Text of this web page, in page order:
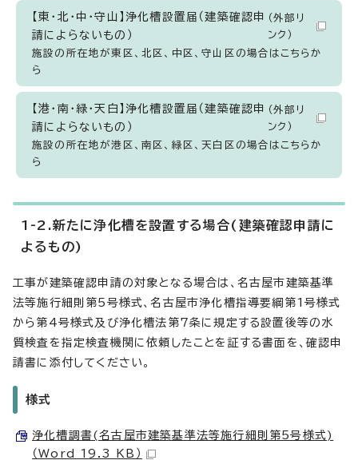
【東・北・中・守山】浄化槽設置届（建築確認申
請によらないもの）
（外部リ
ンク）
施設の所在地が東区、北区、中区、守山区の場合はこちらか
ら
【港・南・緑・天白】浄化槽設置届（建築確認申
請によらないもの）
（外部リ
ンク）
施設の所在地が港区、南区、緑区、天白区の場合はこちらか
ら
1-2.新たに浄化槽を設置する場合(建築確認申請に
よるもの)
工事が建築確認申請の対象となる場合は、名古屋市建築基準
法等施行細則第5号様式、名古屋市浄化槽指導要綱第1号様式
から第4号様式及び浄化槽法第7条に規定する設置後等の水
質検査を指定検査機関に依頼したことを証する書面を、確認申
請書に添付してください。
様式
浄化槽調書(名古屋市建築基準法等施行細則第5号様式)
（Word 19.3 KB）